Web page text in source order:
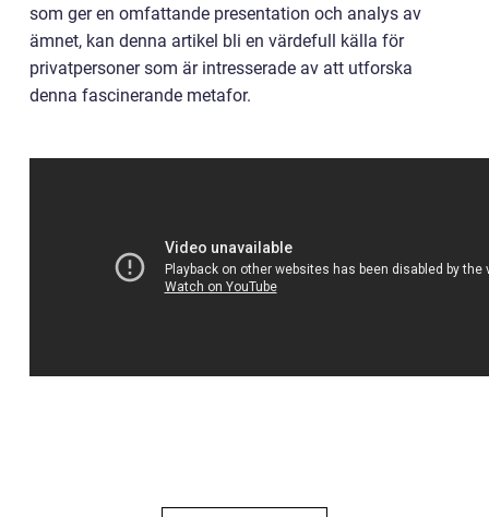
som ger en omfattande presentation och analys av
ämnet, kan denna artikel bli en värdefull källa för
privatpersoner som är intresserade av att utforska
denna fascinerande metafor.